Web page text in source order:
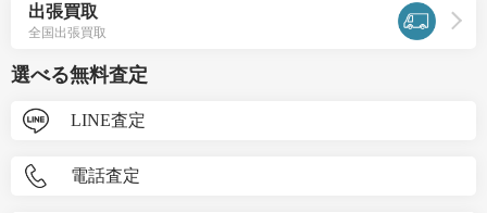
出張買取
全国出張買取
選べる無料査定
LINE査定
電話査定